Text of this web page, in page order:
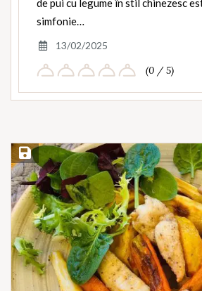
de pui cu legume în stil chinezesc
simfonie…
13/02/2025
(0 / 5)
Save Recipe